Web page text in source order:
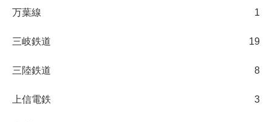
万葉線 1
三岐鉄道 19
三陸鉄道 8
上信電鉄 3